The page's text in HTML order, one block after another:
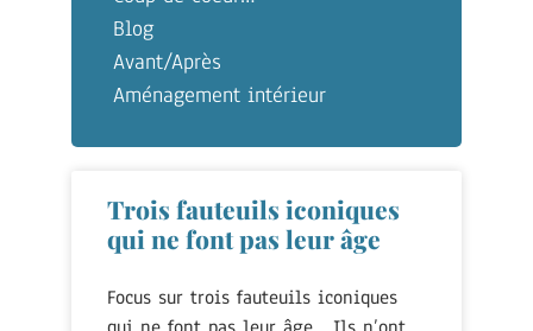
Blog
Avant/Après
Aménagement intérieur
Trois fauteuils iconiques
qui ne font pas leur âge
Focus sur trois fauteuils iconiques